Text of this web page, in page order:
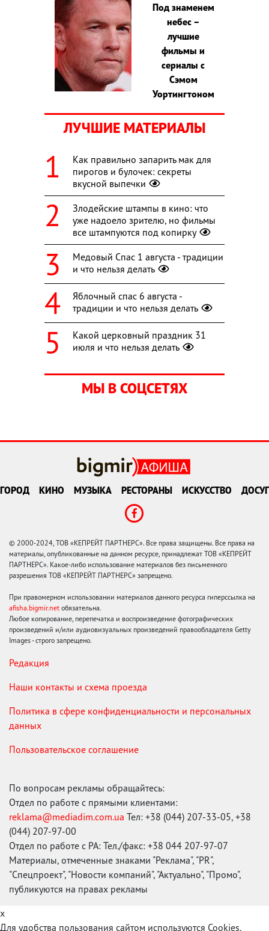
Под знаменем
небес –
лучшие
фильмы и
сериалы с
Сэмом
Уортингтоном
ЛУЧШИЕ МАТЕРИАЛЫ
Как правильно запарить мак для
пирогов и булочек: секреты
вкусной выпечки
Злодейские штампы в кино: что
уже надоело зрителю, но фильмы
все штампуются под копирку
Медовый Спас 1 августа - традиции
и что нельзя делать
Яблочный спас 6 августа -
традиции и что нельзя делать
Какой церковный праздник 31
июля и что нельзя делать
МЫ В СОЦСЕТЯХ
ГОРОД КИНО МУЗЫКА РЕСТОРАНЫ ИСКУССТВО ДОСУГ
© 2000-2024, ТОВ «КЕПРЕЙТ ПАРТНЕРС». Все права защищены. Все права на
материалы, опубликованные на данном ресурсе, принадлежат ТОВ «КЕПРЕЙТ
ПАРТНЕРС». Какое-либо использование материалов без письменного
разрешения ТОВ «КЕПРЕЙТ ПАРТНЕРС» запрещено.
При правомерном использовании материалов данного ресурса гиперссылка на
afisha.bigmir.net обязательна.
Любое копирование, перепечатка и воспроизведение фотографических
произведений и/или аудиовизуальных произведений правообладателя Getty
Images - строго запрещено.
Редакция
Наши контакты и схема проезда
Политика в сфере конфиденциальности и персональных
данных
Пользовательское соглашение
По вопросам рекламы обращайтесь:
Отдел по работе с прямыми клиентами:
reklama@mediadim.com.ua Тел: +38 (044) 207-33-05, +38
(044) 207-97-00
Отдел по работе с РА: Тел./факс: +38 044 207-97-07
Материалы, отмеченные знаками "Реклама", "PR",
"Спецпроект", "Новости компаний", "Актуально", "Промо",
публикуются на правах рекламы
x
Для удобства пользования сайтом используются Cookies.